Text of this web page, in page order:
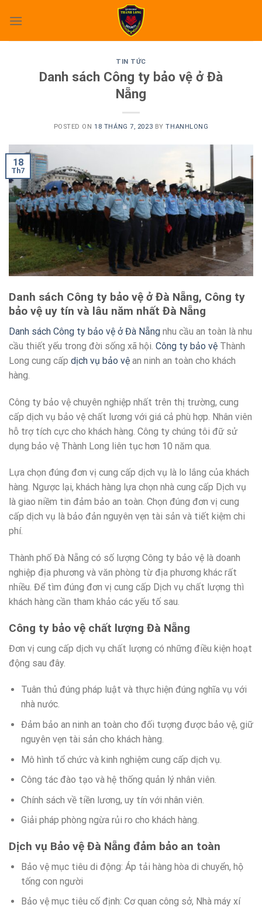
TIN TỨC
Danh sách Công ty bảo vệ ở Đà
Nẵng
POSTED ON18 THÁNG 7, 2023 BYTHANHLONG
18
Th7
Danh sách Công ty bảo vệ ở Đà Nẵng, Công ty
bảo vệ uy tín và lâu năm nhất Đà Nẵng
Danh sách Công ty bảo vệ ở Đà Nẵng nhu cầu an toàn là nhu
cầu thiết yếu trong đời sống xã hội. Công ty bảo vệ Thành
Long cung cấp dịch vụ bảo vệ an ninh an toàn cho khách
hàng.
Công ty bảo vệ chuyên nghiệp nhất trên thị trường, cung
cấp dịch vụ bảo vệ chất lương với giá cả phù hợp. Nhân viên
hỗ trợ tích cực cho khách hàng. Công ty chúng tôi đữ sử
dụng bảo vệ Thành Long liên tục hơn 10 năm qua.
Lựa chọn đúng đơn vị cung cấp dịch vụ là lo lắng của khách
hàng. Ngược lại, khách hàng lựa chọn nhà cung cấp Dịch vụ
là giao niềm tin đảm bảo an toàn. Chọn đúng đơn vị cung
cấp dịch vụ là bảo đản nguyên vẹn tài sản và tiết kiệm chi
phí.
Thành phố Đà Nẵng có số lượng Công ty bảo vệ là doanh
nghiệp địa phương và văn phòng từ địa phương khác rất
nhiều. Để tìm đúng đơn vị cung cấp Dịch vụ chất lượng thì
khách hàng cần tham khảo các yếu tố sau.
Công ty bảo vệ chất lượng Đà Nẵng
Đơn vị cung cấp dịch vụ chất lượng có những điều kiện hoạt
động sau đây.
Tuân thủ đúng pháp luật và thực hiện đúng nghĩa vụ với
nhà nước.
Đảm bảo an ninh an toàn cho đối tượng được bảo vệ, giữ
nguyên vẹn tài sản cho khách hàng.
Mô hình tổ chức và kinh nghiệm cung cấp dịch vụ.
Công tác đào tạo và hệ thống quản lý nhân viên.
Chính sách về tiền lương, uy tín với nhân viên.
Giải pháp phòng ngừa rủi ro cho khách hàng.
Dịch vụ Bảo vệ Đà Nẵng đảm bảo an toàn
Bảo vệ mục tiêu di động: Áp tải hàng hòa di chuyển, hộ
tống con người
Bảo vệ mục tiêu cố định: Cơ quan công sở, Nhà máy xí